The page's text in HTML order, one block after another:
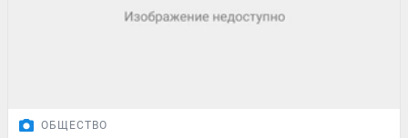
ОБЩЕСТВО